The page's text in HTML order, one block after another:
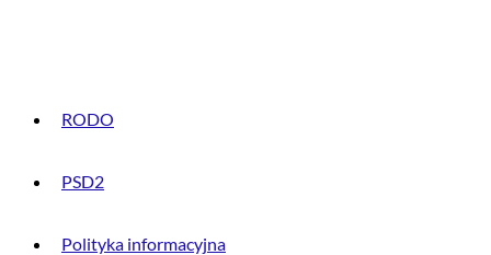
RODO
PSD2
Polityka informacyjna